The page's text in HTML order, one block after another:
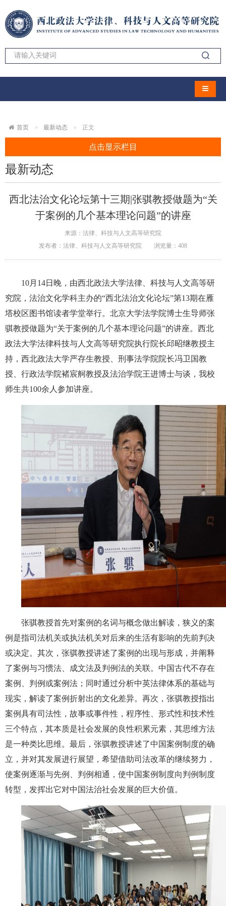
导航切
首页 最新动态 正文
点击显示栏目
最新动态
西北法治文化论坛第十三期|张骐教授做题为“关
于案例的几个基本理论问题”的讲座
来源：法律、科技与人文高等研究院
发布者：法律、科技与人文高等研究院
浏览量： 408
10月14日晚，由西北政法大学法律、科技与人文高等研
究院，法治文化学科主办的“西北法治文化论坛”第13期在雁
塔校区图书馆读者学堂举行。北京大学法学院博士生导师张
骐教授做题为“关于案例的几个基本理论问题”的讲座。西北
政法大学法律科技与人文高等研究院执行院长邱昭继教授主
持，西北政法大学严存生教授、刑事法学院院长冯卫国教
授、行政法学院褚宸舸教授及法治学院王进博士与谈，我校
师生共100余人参加讲座。
张骐教授首先对案例的名词与概念做出解读，狭义的案
例是指司法机关或执法机关对后来的生活有影响的先前判决
或决定。其次，张骐教授讲述了案例的出现与形成，并阐释
了案例与习惯法、成文法及判例法的关联。中国古代不存在
案例、判例或案例法；同时通过分析中英法律体系的基础与
现实，解读了案例折射出的文化差异。再次，张骐教授指出
案例具有司法性，故事或事件性，程序性、形式性和技术性
三个特点，其本质是社会发展的良性积累元素，其思维方法
是一种类比思维。最后，张骐教授讲述了中国案例制度的确
立，并对其发展进行展望，希望借助司法改革的继续努力，
使案例逐渐与先例、判例相通，使中国案例制度向判例制度
转型，发挥出它对中国法治社会发展的巨大价值。